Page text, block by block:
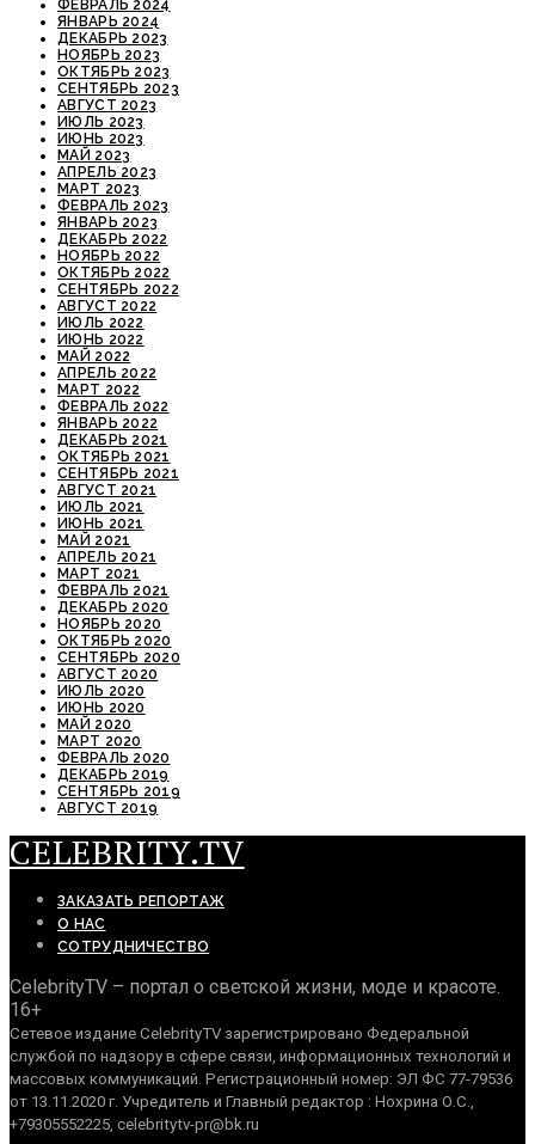
ФЕВРАЛЬ 2024
ЯНВАРЬ 2024
ДЕКАБРЬ 2023
НОЯБРЬ 2023
ОКТЯБРЬ 2023
СЕНТЯБРЬ 2023
АВГУСТ 2023
ИЮЛЬ 2023
ИЮНЬ 2023
МАЙ 2023
АПРЕЛЬ 2023
МАРТ 2023
ФЕВРАЛЬ 2023
ЯНВАРЬ 2023
ДЕКАБРЬ 2022
НОЯБРЬ 2022
ОКТЯБРЬ 2022
СЕНТЯБРЬ 2022
АВГУСТ 2022
ИЮЛЬ 2022
ИЮНЬ 2022
МАЙ 2022
АПРЕЛЬ 2022
МАРТ 2022
ФЕВРАЛЬ 2022
ЯНВАРЬ 2022
ДЕКАБРЬ 2021
ОКТЯБРЬ 2021
СЕНТЯБРЬ 2021
АВГУСТ 2021
ИЮЛЬ 2021
ИЮНЬ 2021
МАЙ 2021
АПРЕЛЬ 2021
МАРТ 2021
ФЕВРАЛЬ 2021
ДЕКАБРЬ 2020
НОЯБРЬ 2020
ОКТЯБРЬ 2020
СЕНТЯБРЬ 2020
АВГУСТ 2020
ИЮЛЬ 2020
ИЮНЬ 2020
МАЙ 2020
МАРТ 2020
ФЕВРАЛЬ 2020
ДЕКАБРЬ 2019
СЕНТЯБРЬ 2019
АВГУСТ 2019
CELEBRITY.TV
ЗАКАЗАТЬ РЕПОРТАЖ
О НАС
СОТРУДНИЧЕСТВО
CelebrityTV – портал о светской жизни, моде и красоте.
16+
Сетевое издание CelebrityTV зарегистрировано Федеральной
службой по надзору в сфере связи, информационных технологий и
массовых коммуникаций. Регистрационный номер: ЭЛ ФС 77-79536
от 13.11.2020 г. Учредитель и Главный редактор : Нохрина О.С.,
+79305552225, celebritytv-pr@bk.ru